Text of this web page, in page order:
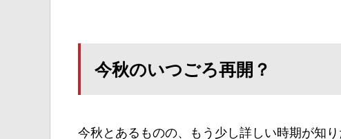
今秋のいつごろ再開？
今秋とあるものの、もう少し詳しい時期が知り